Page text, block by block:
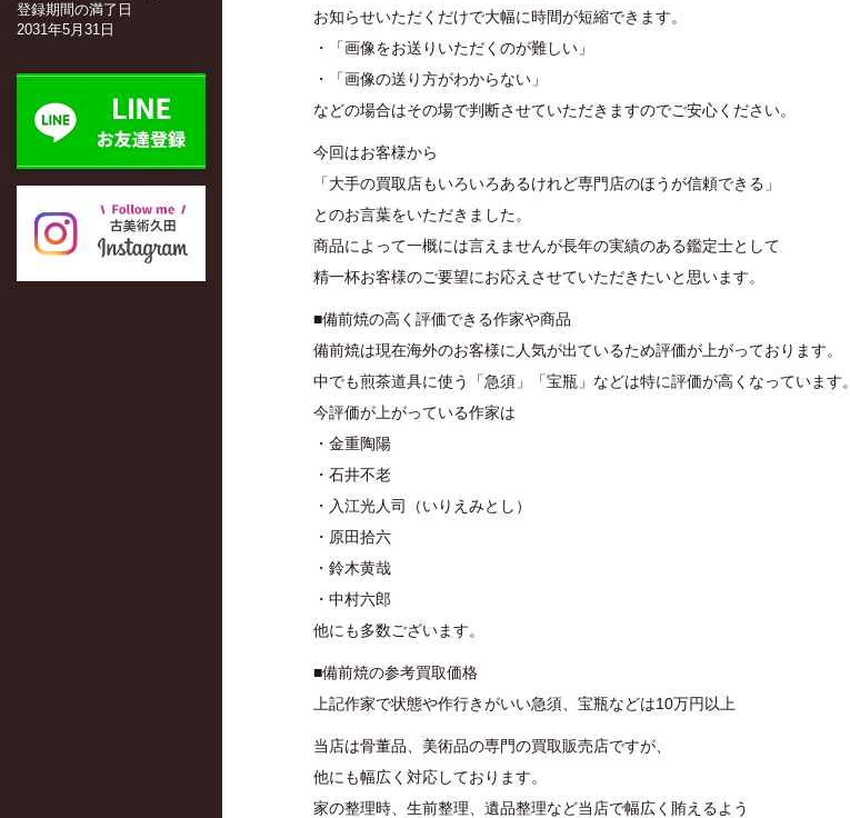
登録期間の満了日
2031年5月31日
お知らせいただくだけで大幅に時間が短縮できます。
・「画像をお送りいただくのが難しい」
・「画像の送り方がわからない」
などの場合はその場で判断させていただきますのでご安心ください。
今回はお客様から
「大手の買取店もいろいろあるけれど専門店のほうが信頼できる」
とのお言葉をいただきました。
商品によって一概には言えませんが長年の実績のある鑑定士として
精一杯お客様のご要望にお応えさせていただきたいと思います。
■備前焼の高く評価できる作家や商品
備前焼は現在海外のお客様に人気が出ているため評価が上がっております。
中でも煎茶道具に使う「急須」「宝瓶」などは特に評価が高くなっています。
今評価が上がっている作家は
・金重陶陽
・石井不老
・入江光人司（いりえみとし）
・原田拾六
・鈴木黄哉
・中村六郎
他にも多数ございます。
■備前焼の参考買取価格
上記作家で状態や作行きがいい急須、宝瓶などは10万円以上
当店は骨董品、美術品の専門の買取販売店ですが、
他にも幅広く対応しております。
家の整理時、生前整理、遺品整理など当店で幅広く賄えるよう